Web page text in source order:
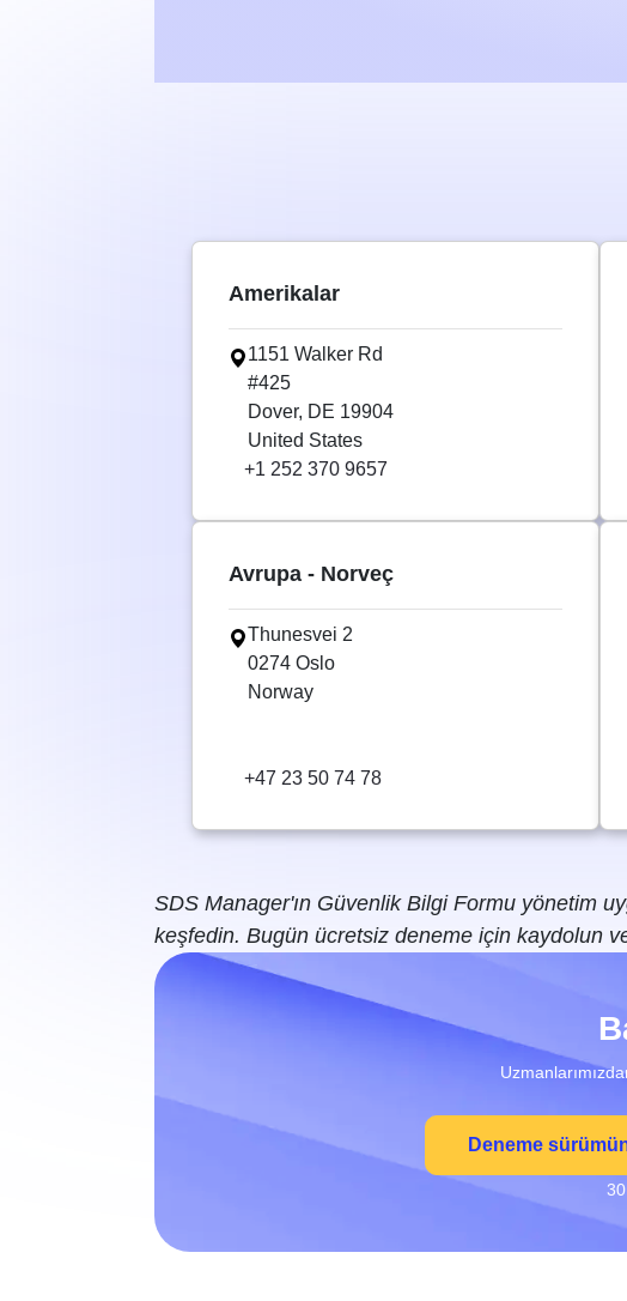
Amerikalar
1151 Walker Rd
#425
Dover, DE 19904
United States
+1 252 370 9657
Avrupa - Norveç
Thunesvei 2
0274 Oslo
Norway
+47 23 50 74 78
SDS Manager'ın Güvenlik Bilgi Formu yönetim
keşfedin. Bugün ücretsiz deneme için kaydolun
Deneme